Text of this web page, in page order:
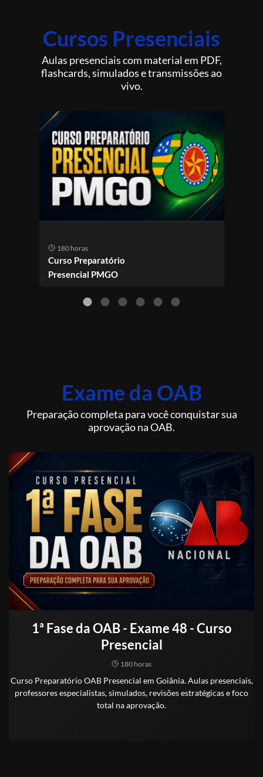
Cursos Presenciais
Aulas presenciais com material em PDF,
flashcards, simulados e transmissões ao
vivo.
180 horas
Curso Preparatório
Presencial PMGO
Exame da OAB
Preparação completa para você conquistar sua
aprovação na OAB.
1ª Fase da OAB - Exame 48 - Curso
Presencial
180 horas
Curso Preparatório OAB Presencial em Goiânia. Aulas presenciais,
professores especialistas, simulados, revisões estratégicas e foco
total na aprovação.